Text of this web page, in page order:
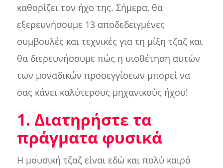
καθορίζει τον ήχο της. Σήμερα, θα
εξερευνήσουμε 13 αποδεδειγμένες
συμβουλές και τεχνικές για τη μίξη τζαζ και
θα διερευνήσουμε πώς η υιοθέτηση αυτών
των μοναδικών προσεγγίσεων μπορεί να
σας κάνει καλύτερους μηχανικούς ήχου!
1. Διατηρήστε τα
πράγματα φυσικά
Η μουσική τζαζ είναι εδώ και πολύ καιρό